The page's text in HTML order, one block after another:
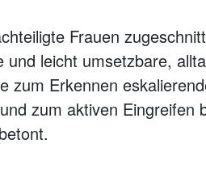
Frauen
und leicht umsetzbare,
zum Erkennen
zum aktiven